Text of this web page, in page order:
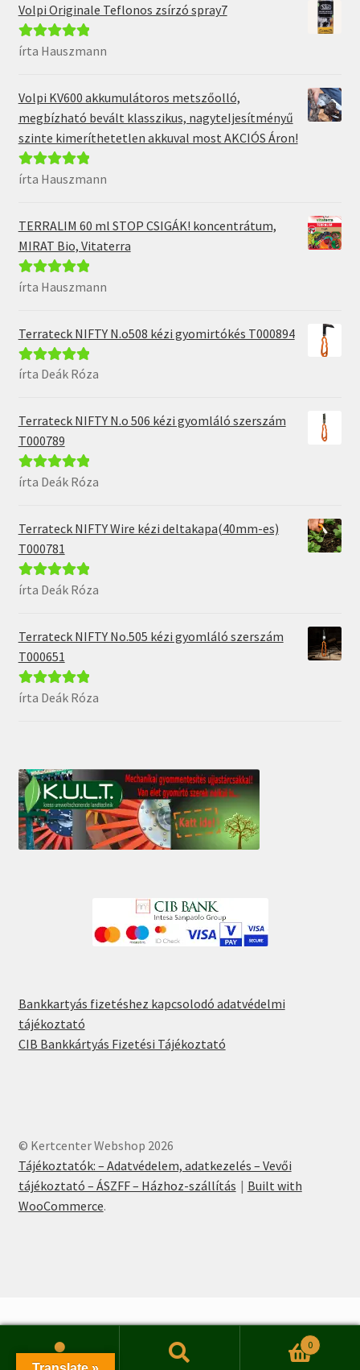
Volpi Originale Teflonos zsírzó spray7
Értékelés:5/
írta Hauszmann
Volpi KV600 akkumulátoros metszőolló,
megbízható bevált klasszikus, nagyteljesítményű
szinte kimeríthetetlen akkuval most AKCIÓS Áron!
Értékelés:5/
írta Hauszmann
TERRALIM 60 ml STOP CSIGÁK! koncentrátum,
MIRAT Bio, Vitaterra
Értékelés:5/
írta Hauszmann
Terrateck NIFTY N.o508 kézi gyomirtókés T000894
Értékelés: 5/
írta Deák Róza
Terrateck NIFTY N.o 506 kézi gyomláló szerszám
T000789
Értékelés: 5/
írta Deák Róza
Terrateck NIFTY Wire kézi deltakapa(40mm-es)
T000781
Értékelés: 5/
írta Deák Róza
Terrateck NIFTY No.505 kézi gyomláló szerszám
T000651
Értékelés: 5/
írta Deák Róza
Bankkartyás fizetéshez kapcsolodó adatvédelmi
tájékoztató
CIB Bankkártyás Fizetési Tájékoztató
© Kertcenter Webshop 2026
Tájékoztatók: – Adatvédelem, adatkezelés – Vevői
tájékoztató – ÁSZFF – Házhoz-szállítás
Built with
WooCommerce.
Keresés
Keresés
0